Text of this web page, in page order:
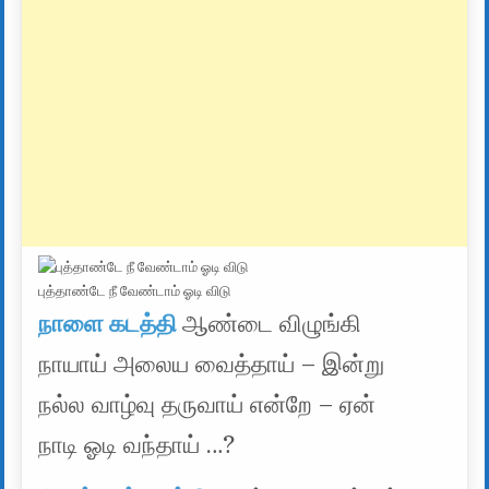
புத்தாண்டே நீ வேண்டாம் ஓடி விடு
நாளை கடத்திஆண்டை விழுங்கி
நாயாய் அலைய வைத்தாய் – இன்று
நல்ல வாழ்வு தருவாய் என்றே – ஏன்
நாடி ஓடி வந்தாய் …?